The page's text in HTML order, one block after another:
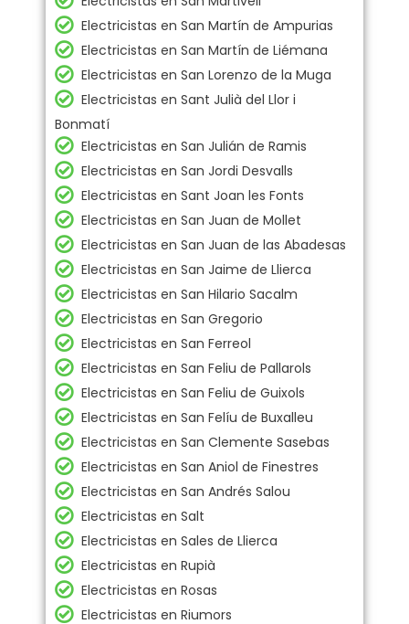
Electricistas en San Martín de Ampurias
Electricistas en San Martín de Liémana
Electricistas en San Lorenzo de la Muga
Electricistas en Sant Julià del Llor i
Bonmatí
Electricistas en San Julián de Ramis
Electricistas en San Jordi Desvalls
Electricistas en Sant Joan les Fonts
Electricistas en San Juan de Mollet
Electricistas en San Juan de las Abadesas
Electricistas en San Jaime de Llierca
Electricistas en San Hilario Sacalm
Electricistas en San Gregorio
Electricistas en San Ferreol
Electricistas en San Feliu de Pallarols
Electricistas en San Feliu de Guixols
Electricistas en San Felíu de Buxalleu
Electricistas en San Clemente Sasebas
Electricistas en San Aniol de Finestres
Electricistas en San Andrés Salou
Electricistas en Salt
Electricistas en Sales de Llierca
Electricistas en Rupià
Electricistas en Rosas
Electricistas en Riumors